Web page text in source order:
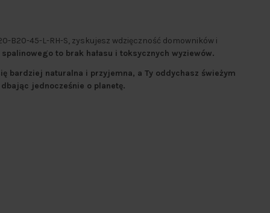
B20-45-L-RH-S, zyskujesz wdzięczność domowników i
to brak hałasu i toksycznych wyziewów.
bardziej naturalna i przyjemna, a Ty oddychasz świeżym
jednocześnie o planetę.